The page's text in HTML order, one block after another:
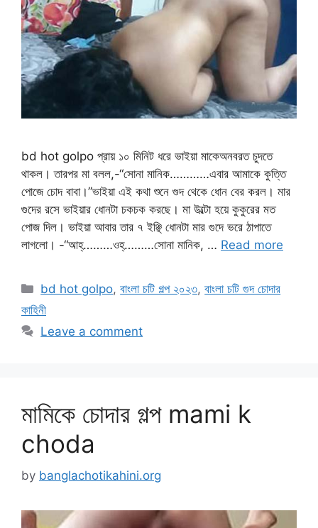
bd hot golpo প্রায় ১০ মিনিট ধরে ভাইয়া মাকেঅনবরত চুদতে
থাকল। তারপর মা বলল,-“সোনা মানিক…………এবার আমাকে কুত্তি
পোজে চোদ বাবা।”ভাইয়া এই কথা শুনে গুদ থেকে ধোন বের করল। মার
গুদের রসে ভাইয়ার ধোনটা চকচক করছে। মা উল্টো হয়ে কুকুরের মত
পোজ দিল। ভাইয়া আবার তার ৭ ইঞ্ছি ধোনটা মার গুদে ভরে ঠাপাতে
লাগলো। -“আহ্………ওহ্………সোনা মানিক, … Read more
Categories
bd hot golpo,বাংলা চটি গল্প ২০২৩,বাংলা চটি গুদ চোদার
কাহিনী
Leave a comment
মামিকে চোদার গল্প mami k
choda
by banglachotikahini.org